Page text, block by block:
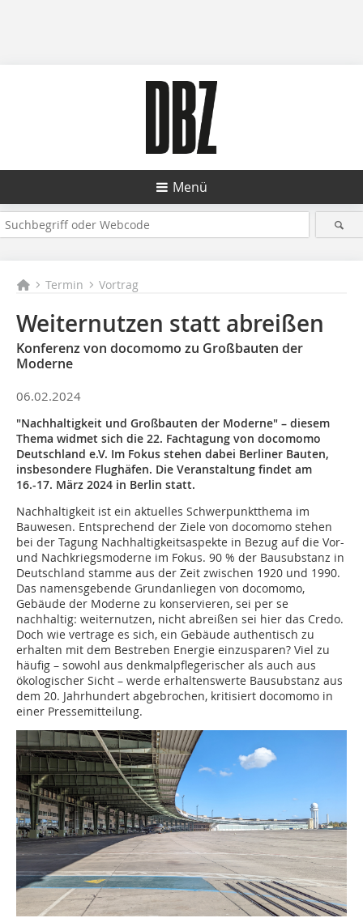
Menü
Termin Vortrag
Weiternutzen statt abreißen
Konferenz von docomomo zu Großbauten der
Moderne
06.02.2024
"Nachhaltigkeit und Großbauten der Moderne" – diesem
Thema widmet sich die 22. Fachtagung von docomomo
Deutschland e.V. Im Fokus stehen dabei Berliner Bauten,
insbesondere Flughäfen. Die Veranstaltung findet am
16.-17. März 2024 in Berlin statt.
Nachhaltigkeit ist ein aktuelles Schwerpunktthema im
Bauwesen. Entsprechend der Ziele von docomomo stehen
bei der Tagung Nachhaltigkeitsaspekte in Bezug auf die Vor-
und Nachkriegsmoderne im Fokus. 90 % der Bausubstanz in
Deutschland stamme aus der Zeit zwischen 1920 und 1990.
Das namensgebende Grundanliegen von docomomo,
Gebäude der Moderne zu konservieren, sei per se
nachhaltig: weiternutzen, nicht abreißen sei hier das Credo.
Doch wie vertrage es sich, ein Gebäude authentisch zu
erhalten mit dem Bestreben Energie einzusparen? Viel zu
häufig – sowohl aus denkmalpflegerischer als auch aus
ökologischer Sicht – werde erhaltenswerte Bausubstanz aus
dem 20. Jahrhundert abgebrochen, kritisiert docomomo in
einer Pressemitteilung.